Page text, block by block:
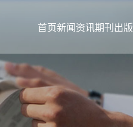
首页新闻资讯期刊出版